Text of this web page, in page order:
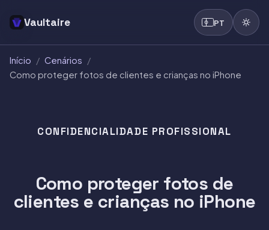
Vaultaire PT
Início / Cenários /
Como proteger fotos de clientes e crianças no iPhone
CONFIDENCIALIDADE PROFISSIONAL
Como proteger fotos de
clientes e crianças no iPhone